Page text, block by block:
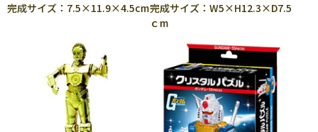
完成サイズ：7.5×11.9×4.5cm完成サイズ：W5×H12.3×D7.5
ｃm